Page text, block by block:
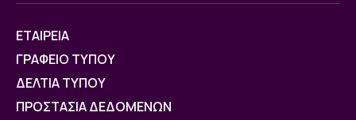
ΕΤΑΙΡΕΙΑ
ΓΡΑΦΕΙΟ ΤΥΠΟΥ
ΔΕΛΤΙΑ ΤΥΠΟΥ
ΠΡΟΣΤΑΣΙΑ ΔΕΔΟΜΕΝΩΝ